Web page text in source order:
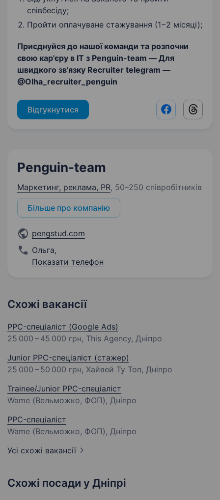
співбесіду;
Пройти оплачуване стажування (1−2 місяці);
Приєднуйся до нашої команди та розпочни
свою кар'єру в IT з Penguin-team — Для
швидкого зв’язку Recruiter telegram —
@Olha_recruiter_penguin
Відгукнутися Facebook
Penguin-team
Маркетинг, реклама, PR, 50–250 співробітників
Більше про компанію
pengstud.com
Ольга,
Показати телефон
Схожі вакансії
PPC-спеціаліст (Google Ads)
25 000 – 45 000 грн, This Agency, Дніпро
Junior PPC-спеціаліст (стажер)
25 000 – 50 000 грн, Хайвей Ту Топ, Дніпро
Trainee/Junior PPC-спеціаліст
Wame (Вельможко, ФОП), Дніпро
PPC-спеціаліст
Wame (Вельможко, ФОП), Дніпро
Усі схожі вакансії
Схожі посади у Дніпрі